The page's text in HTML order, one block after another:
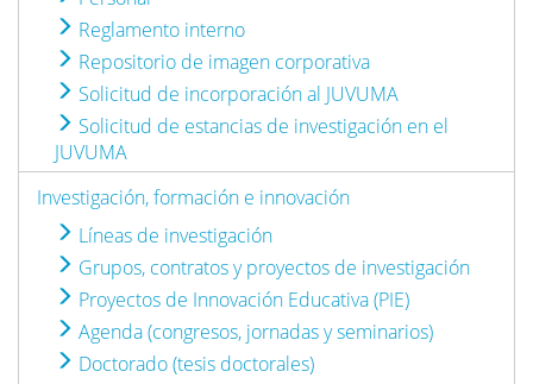
Reglamento interno
Repositorio de imagen corporativa
Solicitud de incorporación al JUVUMA
Solicitud de estancias de investigación en el
JUVUMA
Investigación, formación e innovación
Líneas de investigación
Grupos, contratos y proyectos de investigación
Proyectos de Innovación Educativa (PIE)
Agenda (congresos, jornadas y seminarios)
Doctorado (tesis doctorales)